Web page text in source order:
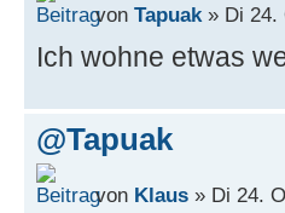
von Tapuak » Di 24.
Ich wohne etwas
@Tapuak
von Klaus » Di 24.